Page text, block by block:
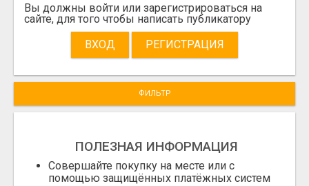
Вы должны войти или зарегистрироваться на
сайте, для того чтобы написать публикатору
ВХОД
РЕГИСТРАЦИЯ
ФИЛЬТР
ПОЛЕЗНАЯ ИНФОРМАЦИЯ
Совершайте покупку на месте или с
помощью защищённых платёжных систем